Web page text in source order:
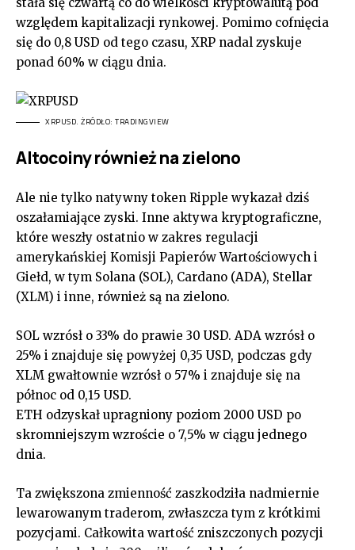
względem kapitalizacji rynkowej. Pomimo cofnięcia
się do 0,8 USD od tego czasu, XRP nadal zyskuje
ponad 60% w ciągu dnia.
XRPUSD. ŻRÓDŁO: TRADINGVIEW
Altocoiny również na zielono
Ale nie tylko natywny token Ripple wykazał dziś
oszałamiające zyski. Inne aktywa kryptograficzne,
które weszły ostatnio w zakres regulacji
amerykańskiej Komisji Papierów Wartościowych i
Giełd, w tym Solana (SOL), Cardano (ADA), Stellar
(XLM) i inne, również są na zielono.
SOL wzrósł o 33% do prawie 30 USD. ADA wzrósł o
25% i znajduje się powyżej 0,35 USD, podczas gdy
XLM gwałtownie wzrósł o 57% i znajduje się na
północ od 0,15 USD.
ETH odzyskał upragniony poziom 2000 USD po
skromniejszym wzroście o 7,5% w ciągu jednego
dnia.
Ta zwiększona zmienność zaszkodziła nadmiernie
lewarowanym traderom, zwłaszcza tym z krótkimi
pozycjami. Całkowita wartość zniszczonych pozycji